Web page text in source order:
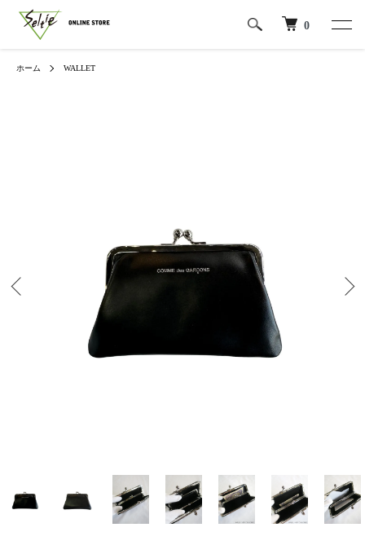
0
ホーム WALLET